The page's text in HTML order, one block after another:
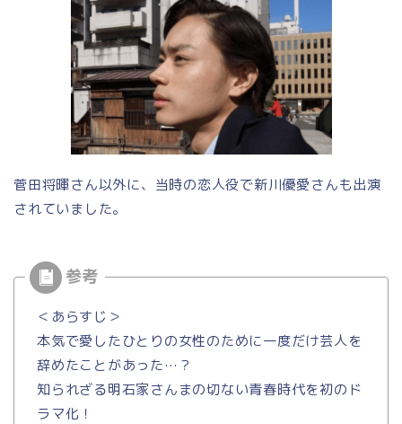
菅田将暉さん以外に、当時の恋人役で新川優愛さんも出演
されていました。
＜あらすじ＞
本気で愛したひとりの女性のために一度だけ芸人を
辞めたことがあった…？
知られざる明石家さんまの切ない青春時代を初のド
ラマ化！